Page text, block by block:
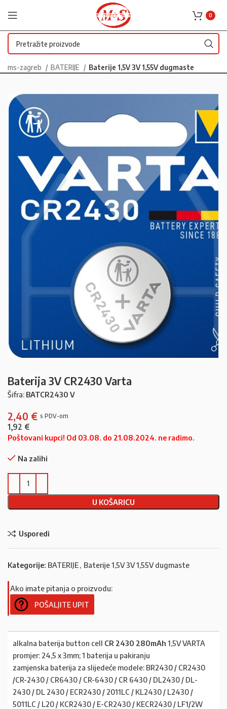
0
ms-zagreb BATERIJE Baterije 1,5V 3V 1,55V dugmaste
Baterija 3V CR2430 Varta
Šifra: BATCR2430 V
2,40 €
1,92 €
Poštovani kupci! Od 03.08. do 21.08.2024. ne radimo.
Na zalihi
U KOŠARICU
Usporedi
Kategorije: BATERIJE, Baterije 1,5V 3V 1,55V dugmaste
Ako imate pitanja o proizvodu:
POŠALJITE UPIT
alkalna baterija button cell CR 2430 280mAh 1,5V VARTA
promjer: 24,5 x 3mm; 1 baterija u pakiranju
zamjenska baterija za slijedeće modele: BR2430 / CR2430
/CR-2430 / CR6430 / CR-6430 / CR 6430 / DL2430 / DL-
2430 / DL 2430 / ECR2430 / 2011LC / KL2430 / L2430 /
5011LC / L20 / KCR2430 / E-CR2430 / KECR2430 / LF1/2W